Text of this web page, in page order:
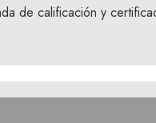
de calificación y